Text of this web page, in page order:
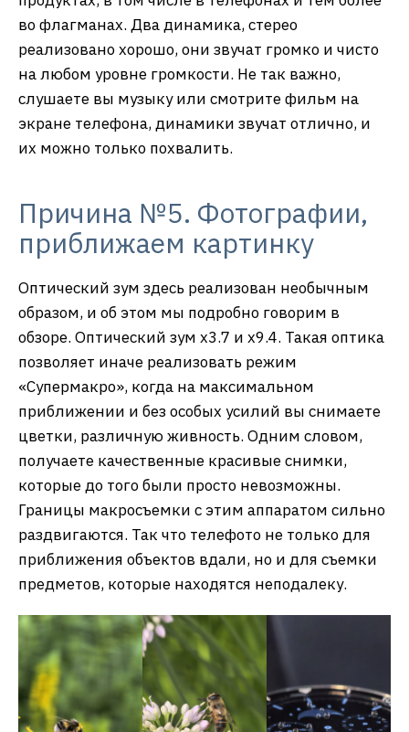
во флагманах. Два динамика, стерео
реализовано хорошо, они звучат громко и чисто
на любом уровне громкости. Не так важно,
слушаете вы музыку или смотрите фильм на
экране телефона, динамики звучат отлично, и
их можно только похвалить.
Причина №5. Фотографии,
приближаем картинку
Оптический зум здесь реализован необычным
образом, и об этом мы подробно говорим в
обзоре. Оптический зум х3.7 и х9.4. Такая оптика
позволяет иначе реализовать режим
«Супермакро», когда на максимальном
приближении и без особых усилий вы снимаете
цветки, различную живность. Одним словом,
получаете качественные красивые снимки,
которые до того были просто невозможны.
Границы макросъемки с этим аппаратом сильно
раздвигаются. Так что телефото не только для
приближения объектов вдали, но и для съемки
предметов, которые находятся неподалеку.